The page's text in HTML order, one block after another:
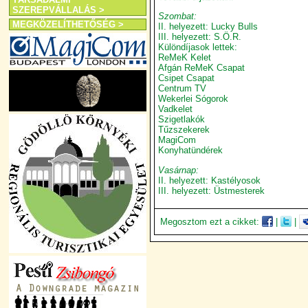
SZEREPVÁLLALÁS >
MEGKÖZELÍTHETŐSÉG >
Szombat:
II. helyezett: Lucky Bulls
III. helyezett: S.Ö.R.
Különdíjasok lettek:
ReMeK Kelet
Afgán ReMeK Csapat
Csipet Csapat
Centrum TV
Wekerlei Sógorok
Vadkelet
Szigetlakók
Tűzszekerek
MagiCom
Konyhatündérek
Vasárnap:
II. helyezett: Kastélyosok
III. helyezett: Üstmesterek
Megosztom ezt a cikket: